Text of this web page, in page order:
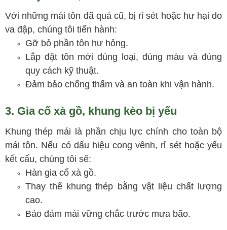
Với những mái tôn đã quá cũ, bị rỉ sét hoặc hư hại do
va đập, chúng tôi tiến hành:
Gỡ bỏ phần tôn hư hỏng.
Lắp đặt tôn mới đúng loại, đúng màu và đúng
quy cách kỹ thuật.
Đảm bảo chống thấm và an toàn khi vận hành.
3. Gia cố xà gồ, khung kèo bị yếu
Khung thép mái là phần chịu lực chính cho toàn bộ
mái tôn. Nếu có dấu hiệu cong vênh, rỉ sét hoặc yếu
kết cấu, chúng tôi sẽ:
Hàn gia cố xà gồ.
Thay thế khung thép bằng vật liệu chất lượng
cao.
Bảo đảm mái vững chắc trước mưa bão.